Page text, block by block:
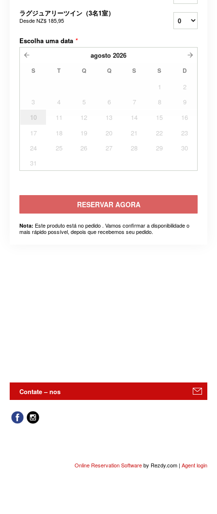
ラグジュアリーツイン（3名1室）
DesdeNZ$ 185,95
Escolha uma data *
agosto 2026
S T Q Q S S D
1
2
3
4 5 6 7 8
9
10
11 12 13 14 15
16
17
18 19 20 21 22
23
24
25 26 27 28 29
30
31
RESERVAR AGORA
Nota: Este produto está no pedido . Vamos confirmar a disponibilidade o
mais rápido possível, depois que recebemos seu pedido.
Contate – nos
Online Reservation Softwareby Rezdy.com | Agent login